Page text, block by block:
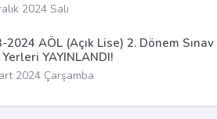
2024 Salı
2024 AÖL (Açık Lise) 2. Dönem Sınav
YAYINLANDI!
2024 Çarşamba